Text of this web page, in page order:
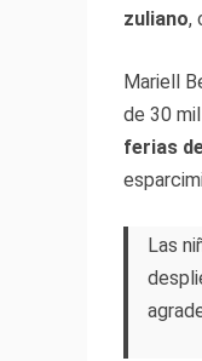
zuliano,
Mariell
de 30
ferias
Las